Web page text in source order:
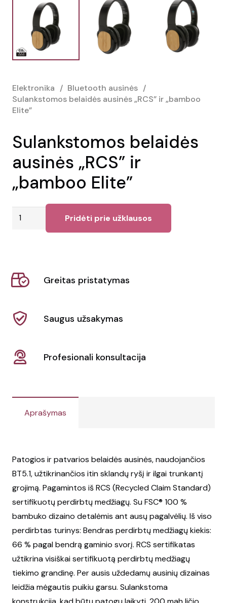
Elektronika / Bluetooth ausinės /
Sulankstomos belaidės ausinės „RCS” ir „bamboo
Elite”
Sulankstomos belaidės
ausinės „RCS” ir
„bamboo Elite”
produkto
"RCS"
"bamboo
Elite"
Pridėti prie užklausos
Greitas pristatymas
Saugus užsakymas
Profesionali konsultacija
Aprašymas
Patogios ir patvarios belaidės ausinės, naudojančios
BT5.1, užtikrinančios itin sklandų ryšį ir ilgai trunkantį
grojimą. Pagamintos iš RCS (Recycled Claim Standard)
sertifikuotų perdirbtų medžiagų. Su FSC® 100 %
bambuko dizaino detalėmis ant ausų pagalvėlių. Iš viso
perdirbtas turinys: Bendras perdirbtų medžiagų kiekis:
66 % pagal bendrą gaminio svorį. RCS sertifikatas
užtikrina visiškai sertifikuotą perdirbtų medžiagų
tiekimo grandinę. Per ausis uždedamų ausinių dizainas
leidžia mėgautis puikiu garsu. Sulankstoma